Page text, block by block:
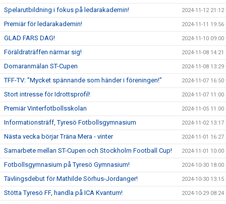
Spelarutbildning i fokus på ledarakademin! 2024-11-12 21:12
Premiär för ledarakademin! 2024-11-11 19:56
GLAD FARS DAG! 2024-11-10 09:00
Föräldraträffen närmar sig! 2024-11-08 14:21
Domaranmälan ST-Cupen 2024-11-08 13:29
TFF-TV: "Mycket spännande som händer i föreningen!" 2024-11-07 16:50
Stort intresse för Idrottsprofil! 2024-11-07 11:00
Premiär Vinterfotbollsskolan 2024-11-05 11:00
Informationsträff, Tyresö Fotbollsgymnasium 2024-11-02 13:17
Nästa vecka börjar Träna Mera - vinter 2024-11-01 16:27
Samarbete mellan ST-Cupen och Stockholm Football Cup! 2024-11-01 10:00
Fotbollsgymnasium på Tyresö Gymnasium! 2024-10-30 18:00
Tävlingsdebut för Mathilde Sörhus-Jordanger! 2024-10-30 13:15
Stötta Tyresö FF, handla på ICA Kvantum! 2024-10-29 08:24